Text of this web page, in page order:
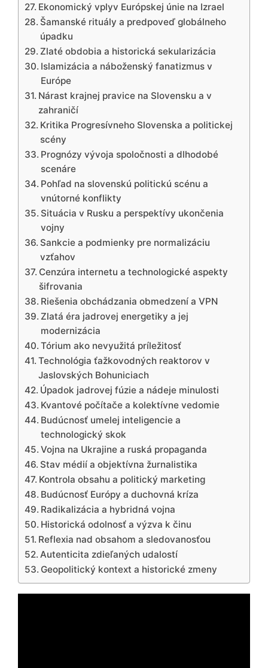
Ekonomický vplyv Európskej únie na Izrael
Šamanské rituály a predpoveď globálneho
úpadku
Zlaté obdobia a historická sekularizácia
Islamizácia a náboženský fanatizmus v
Európe
Nárast krajnej pravice na Slovensku a v
zahraničí
Kritika Progresívneho Slovenska a politickej
scény
Prognózy vývoja spoločnosti a dlhodobé
scenáre
Pohľad na slovenskú politickú scénu a
vnútorné konflikty
Situácia v Rusku a perspektívy ukončenia
vojny
Sankcie a podmienky pre normalizáciu
vzťahov
Cenzúra internetu a technologické aspekty
šifrovania
Riešenia obchádzania obmedzení a VPN
Zlatá éra jadrovej energetiky a jej
modernizácia
Tórium ako nevyužitá príležitosť
Technológia ťažkovodných reaktorov v
Jaslovských Bohuniciach
Úpadok jadrovej fúzie a nádeje minulosti
Kvantové počítače a kolektívne vedomie
Budúcnosť umelej inteligencie a
technologický skok
Vojna na Ukrajine a ruská propaganda
Stav médií a objektívna žurnalistika
Kontrola obsahu a politický marketing
Budúcnosť Európy a duchovná kríza
Radikalizácia a hybridná vojna
Historická odolnosť a výzva k činu
Reflexia nad obsahom a sledovanosťou
Autenticita zdieľaných udalostí
Geopolitický kontext a historické zmeny